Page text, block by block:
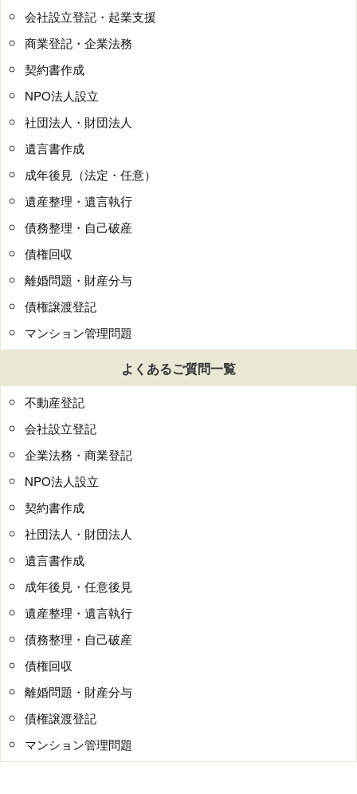
会社設立登記・起業支援
商業登記・企業法務
契約書作成
NPO法人設立
社団法人・財団法人
遺言書作成
成年後見（法定・任意）
遺産整理・遺言執行
債務整理・自己破産
債権回収
離婚問題・財産分与
債権譲渡登記
マンション管理問題
よくあるご質問一覧
不動産登記
会社設立登記
企業法務・商業登記
NPO法人設立
契約書作成
社団法人・財団法人
遺言書作成
成年後見・任意後見
遺産整理・遺言執行
債務整理・自己破産
債権回収
離婚問題・財産分与
債権譲渡登記
マンション管理問題